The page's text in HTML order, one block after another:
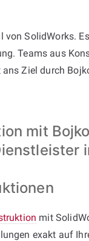
SolidWorks.
Teams aus
Ziel durch
mit Bojko
mit
exakt auf